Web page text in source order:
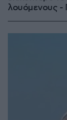
λουόμενους -